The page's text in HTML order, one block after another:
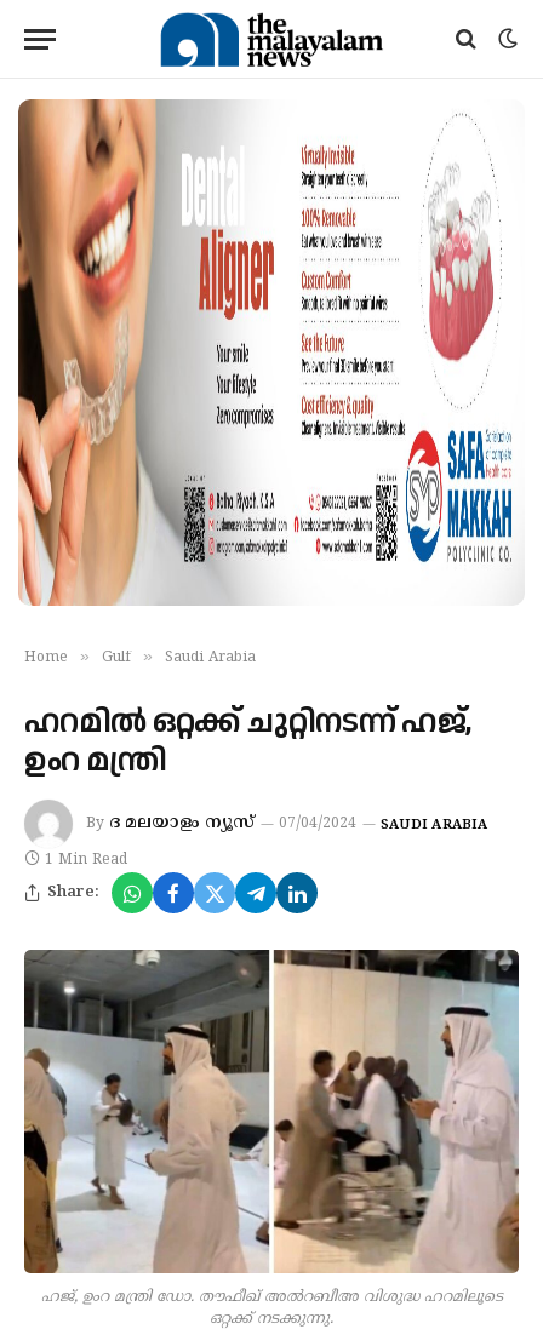
Home » Gulf » Saudi Arabia
ഹറമില്‍ ഒറ്റക്ക് ചുറ്റിനടന്ന് ഹജ്,
ഉംറ മന്ത്രി
By ദ മലയാളം ന്യൂസ് 07/04/2024 SAUDI ARABIA
1 Min Read
Share:
ഹജ്, ഉംറ മന്ത്രി ഡോ. തൗഫീഖ് അല്‍റബീഅ വിശുദ്ധ ഹറമിലൂടെ
ഒറ്റക്ക് നടക്കുന്നു.